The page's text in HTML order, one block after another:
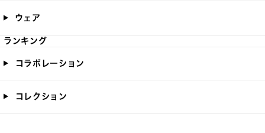
ウェア
ランキング
コラボレーション
コレクション